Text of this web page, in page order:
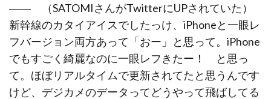
―― （SATOMIさんがTwitterにUPされていた）
新幹線のカタイアイスでしたっけ、iPhoneと一眼レ
フバージョン両方あって「おー」と思って。iPhone
でもすごく綺麗なのに一眼レフきたー！ と思っ
て。ほぼリアルタイムで更新されてたと思うんです
けど、デジカメのデータってどうやって飛ばしてる